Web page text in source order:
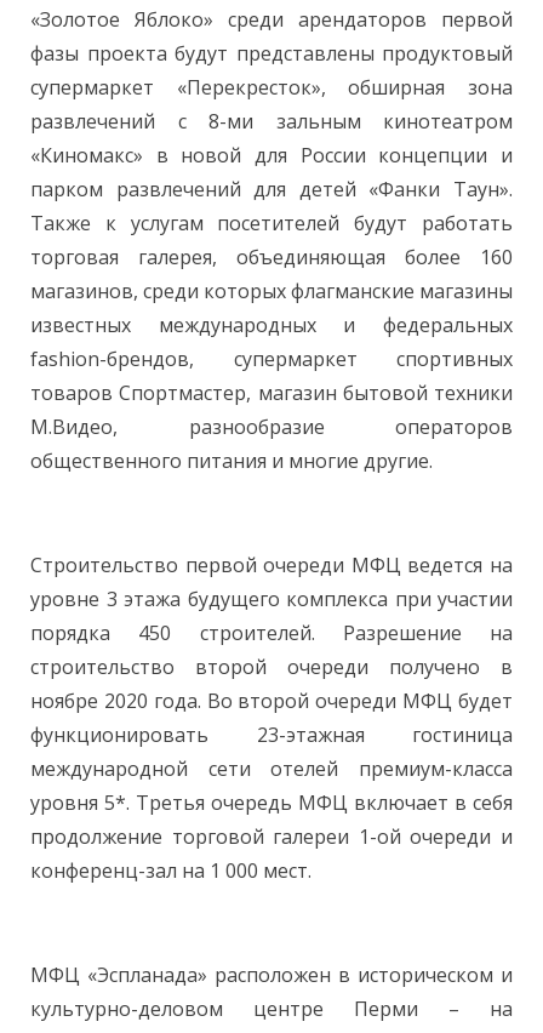
«Золотое Яблоко» среди арендаторов первой
фазы проекта будут представлены продуктовый
супермаркет «Перекресток», обширная зона
развлечений с 8-ми зальным кинотеатром
«Киномакс» в новой для России концепции и
парком развлечений для детей «Фанки Таун».
Также к услугам посетителей будут работать
торговая галерея, объединяющая более 160
магазинов, среди которых флагманские магазины
известных международных и федеральных
fashion-брендов, супермаркет спортивных
товаров Спортмастер, магазин бытовой техники
М.Видео, разнообразие операторов
общественного питания и многие другие.
Строительство первой очереди МФЦ ведется на
уровне 3 этажа будущего комплекса при участии
порядка 450 строителей. Разрешение на
строительство второй очереди получено в
ноябре 2020 года. Во второй очереди МФЦ будет
функционировать 23-этажная гостиница
международной сети отелей премиум-класса
уровня 5*. Третья очередь МФЦ включает в себя
продолжение торговой галереи 1-ой очереди и
конференц-зал на 1 000 мест.
МФЦ «Эспланада» расположен в историческом и
культурно-деловом центре Перми – на